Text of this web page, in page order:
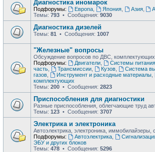
Диагностика иномарок
Подфорумы: Европа, Япония, Азия,
Темы: 793 • Сообщения: 9030
Диагностика дизелей
Темы: 81 • Сообщения: 1007
"Железные" вопросы
Обсуждение вопросов по ДВС,
Подфорумы:
Двигатели, Системы
часть
Трансмиссии, Кузов,
Система
газов
Инструмент и расходные материалы,
комплектующих
Темы: 200 • Сообщения: 2823
Приспособления для диагностики
Разные приспособления, облегчающие труд
Темы: 123 • Сообщения: 3707
Электрика и электроника
Автоэлектрика, электроника, иммобилайзеры,
Подфорумы:
Автоэлектрика,
ЭБУ и других блоков
Темы: 478 • Сообщения: 5296